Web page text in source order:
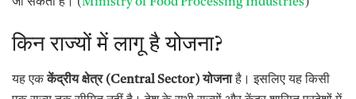
जा सकता है। (Ministry of Food Processing Industries)
किन राज्यों में लागू है योजना?
यह एककेंद्रीय क्षेत्र (Central Sector) योजनाहै। इसलिए यह किसी